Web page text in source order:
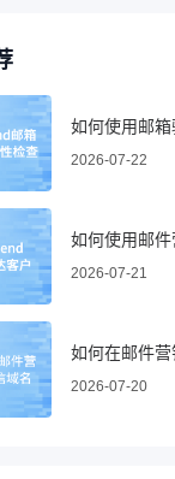
2026-07-22
如何使用邮
2026-07-21
2026-07-20